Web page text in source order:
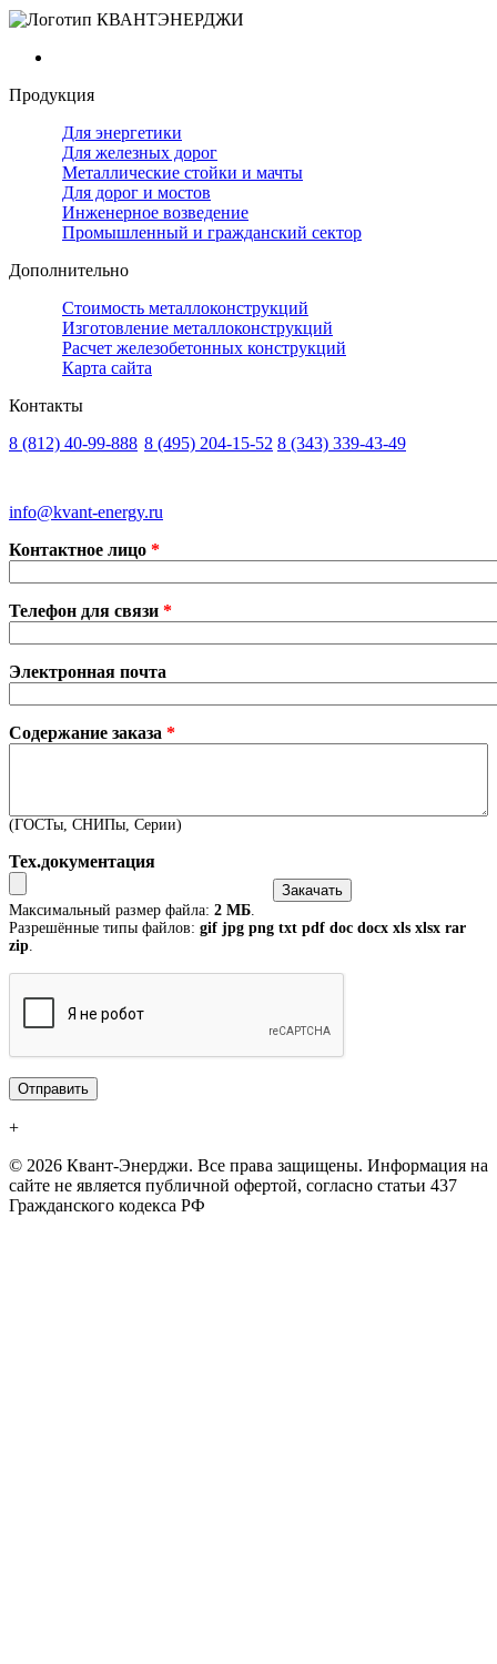
Продукция
Для энергетики
Для железных дорог
Металлические стойки и мачты
Для дорог и мостов
Инженерное возведение
Промышленный и гражданский сектор
Дополнительно
Стоимость металлоконструкций
Изготовление металлоконструкций
Расчет железобетонных конструкций
Карта сайта
Контакты
8 (812) 40-99-888 8 (495) 204-15-52 8 (343) 339-43-49
info@kvant-energy.ru
Контактное лицо *
Телефон для связи *
Электронная почта
Содержание заказа *
(ГОСТы, СНИПы, Серии)
Тех.документация
Максимальный размер файла: 2 МБ
Разрешённые типы файлов: gif jpg png txt pdf doc docx xls xlsx rar
zip
+
© 2026 Квант-Энерджи. Все права защищены. Информация на
сайте не является публичной офертой, согласно статьи 437
Гражданского кодекса РФ